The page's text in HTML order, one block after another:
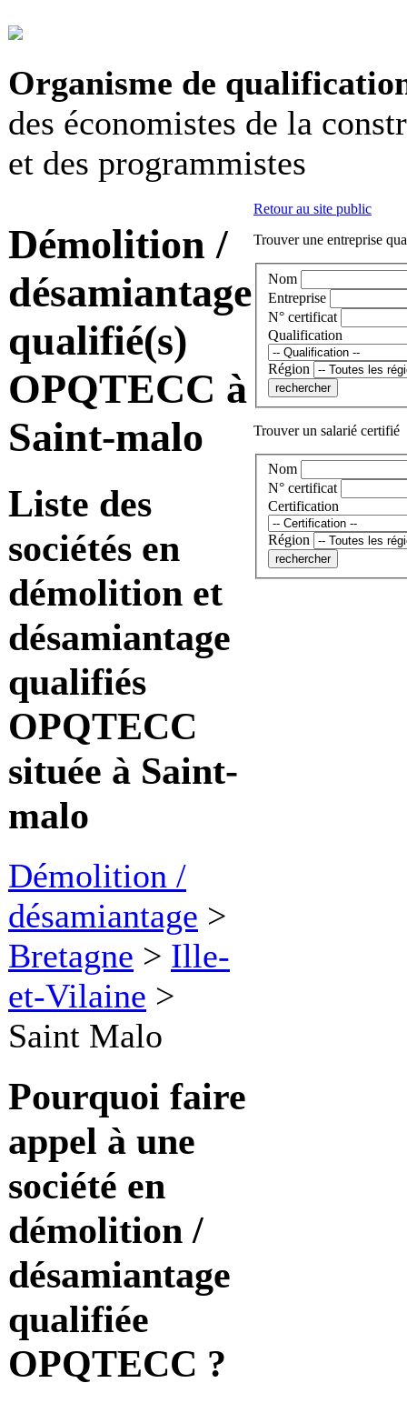
Organisme de
des économistes de la
et des programmistes
Démolition /
désamiantage
qualifié(s)
OPQTECC à
Saint-malo
Liste des
sociétés en
démolition et
désamiantage
qualifiés
OPQTECC
située à Saint-
malo
Démolition /
désamiantage >
Bretagne > Ille-
et-Vilaine >
Saint Malo
Pourquoi faire
appel à une
société en
démolition /
désamiantage
qualifiée
OPQTECC ?
Retour au site public
Trouver une entreprise
Nom
Entreprise
N° certificat
Qualification
Région
Trouver un salarié certifié
Nom
N° certificat
Certification
Région